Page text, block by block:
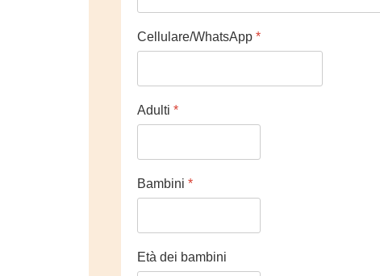
Cellulare/WhatsApp *
Adulti *
Bambini *
Età dei bambini